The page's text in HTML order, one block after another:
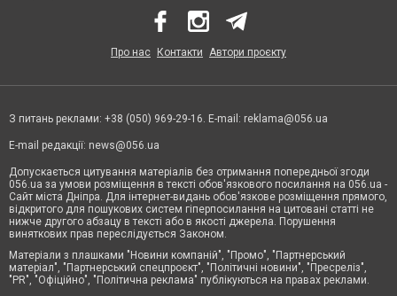
Про нас Контакти Автори проєкту
З питань реклами: +38 (050) 969-29-16. E-mail: reklama@056.ua
E-mail редакції: news@056.ua
Допускається цитування матеріалів без отримання попередньої згоди
056.ua за умови розміщення в тексті обов'язкового посилання на 056.ua -
Сайт міста Дніпра. Для інтернет-видань обов'язкове розміщення прямого,
відкритого для пошукових систем гіперпосилання на цитовані статті не
нижче другого абзацу в тексті або в якості джерела. Порушення
виняткових прав переслідується Законом.
Матеріали з плашками "Новини компаній", "Промо", "Партнерський
матеріал", "Партнерський спецпроєкт", "Політичні новини", "Пресреліз",
"PR", "Офіційно", "Політична реклама" публікуються на правах реклами.